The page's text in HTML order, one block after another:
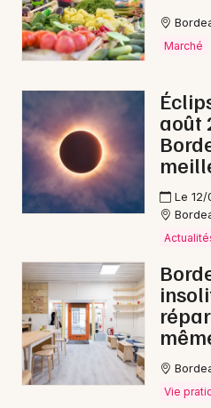
Marché
août
Le
Vie